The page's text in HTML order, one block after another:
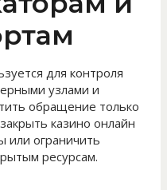
для контроля
узлами и
обращение только
казино онлайн
или ограничить
ресурсам.